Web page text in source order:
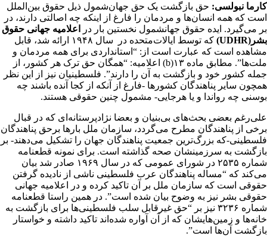
کارما نبولسی: حق بازگشت یک حق جهان‌شمول ذیل حقوق بین‌الملل
است که همه انسان‌ها و مردمان را فارغ از اینکه چه اصالتی دارند، در
بر می‌گیرد. ایده حقوق جهانشمول نخستین بار در
اعلامیه جهانی حقوق
بشر(UDHR)
که توسط ایالات‌متحده در سال ۱۹۴۸ ارائه شد، قابل
مشاهده است که عبارت است از: “استانداردی برای همه مردمان و
ملت‌ها”. مطابق ماده ۱۳(b) اعلامیه: “همگان حق ترک هر کشور، از
جمله کشور خود و بازگشت به آن را دارند”. فلسطینیان نیز از این نظر
همچون سایر پناهندگان کشورها -فارغ از آنکه از کجا آنده باشند چه
بوسنی چه رواندا و یا هرجایی- مشمول چنین حقوقی هستند.
علی‌رغم بعضی بحث‌های بی‌بنیان و بعضا نژادپرستانه‌ای که در قبال
برخی از پناهندگان مطرح می‌گردد، سازمان ملل بارها برحق پناهندگان
فلسطینی-که بزرگ‌ترین جمعیت پناهندگان جهان را تشکیل می‌دهند- بر
بازگشت به سرزمینشان صحه‌ گذاشته است. برای نمونه قطعنامه
شماره ۲۵۳۵ در شورای عمومی که در سال ۱۹۶۹ صادر شد بیان
می‌کند که “مساله پناهندگان عرب فلسطینی‌ ناشی از نادیده گرفتن
حقوقی است که سازمان ملل بر آن تاکید کرده و در اعلامیه جهانی
حقوقی بشر نیز به وضوح بیان شده است”. در همین راستا قطعنامه
شماره ۳۲۳۶ نیز بر “حق غیرقابل سلب فلسطینی‌ها برای بازگشت به
خانه‌ها و زمین‌هایشان که از آن آواره‌ شده‌اند تاکید داشته و خواستار
بازگشت آن‌ها است”.